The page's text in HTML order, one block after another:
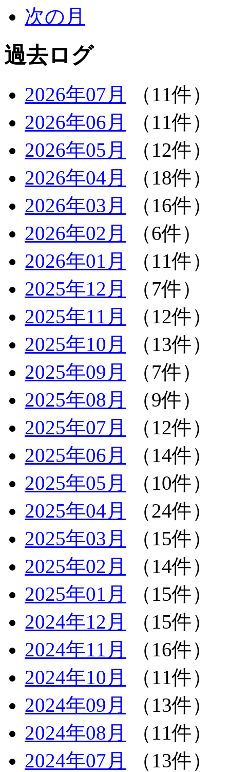
次の月
過去ログ
2026年07月
（11件）
2026年06月
（11件）
2026年05月
（12件）
2026年04月
（18件）
2026年03月
（16件）
2026年02月
（6件）
2026年01月
（11件）
2025年12月
（7件）
2025年11月
（12件）
2025年10月
（13件）
2025年09月
（7件）
2025年08月
（9件）
2025年07月
（12件）
2025年06月
（14件）
2025年05月
（10件）
2025年04月
（24件）
2025年03月
（15件）
2025年02月
（14件）
2025年01月
（15件）
2024年12月
（15件）
2024年11月
（16件）
2024年10月
（11件）
2024年09月
（13件）
2024年08月
（11件）
2024年07月
（13件）